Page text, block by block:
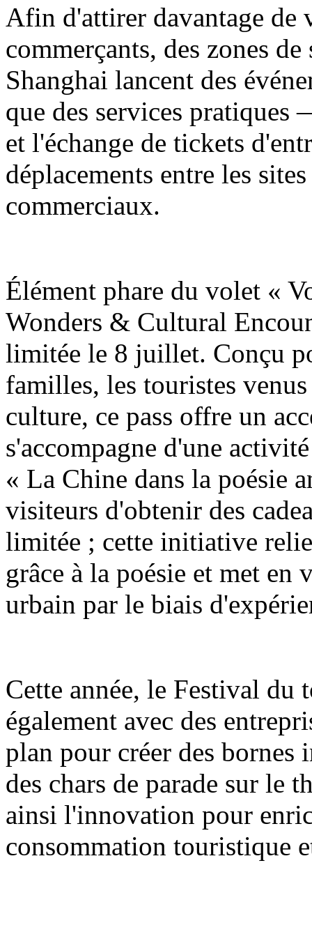
Afin d'attirer davantage de
commerçants, des zones
Shanghai lancent des
que des services pratiques
et l'échange de tickets
déplacements entre les
commerciaux.
Élément phare du volet «
Wonders & Cultural
limitée le 8 juillet. Conçu
familles, les touristes
culture, ce pass offre un
s'accompagne d'une
« La Chine dans la poésie
visiteurs d'obtenir des
limitée ; cette initiative
grâce à la poésie et met
urbain par le biais
Cette année, le Festival du
également avec des
plan pour créer des
des chars de parade sur le
ainsi l'innovation pour
consommation touristique